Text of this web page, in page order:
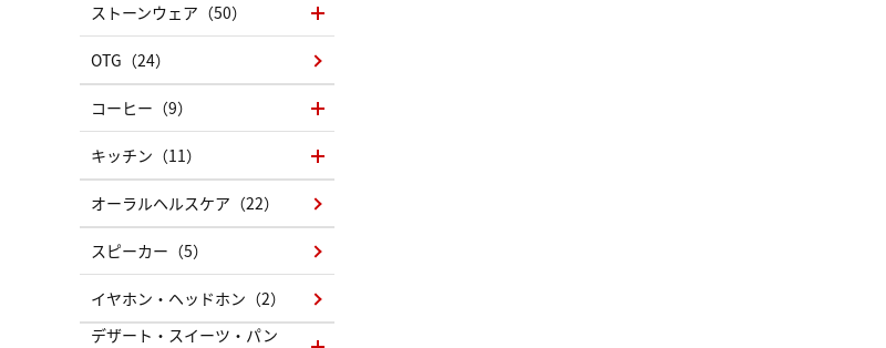
ストーンウェア（50）
OTG（24）
コーヒー（9）
キッチン（11）
オーラルヘルスケア（22）
スピーカー（5）
イヤホン・ヘッドホン（2）
デザート・スイーツ・パン